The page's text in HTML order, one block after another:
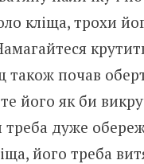
кліща, трохи
також почав
його як би
треба дуже
його треба